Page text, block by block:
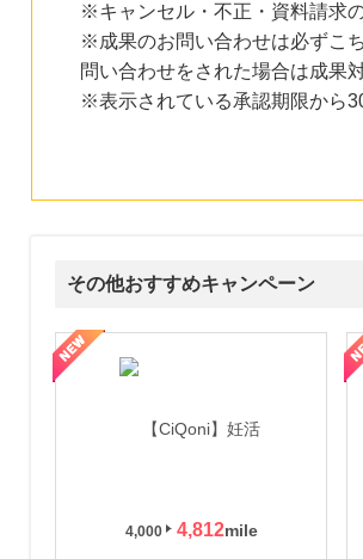
※キャンセル・不正・資料請求
※成果のお問い合わせは必ずこ
問い合わせをされた場合は成果
※表示されている承認期限から
その他おすすめキャンペーン
4,000 4,812
業70年の信頼と高価買取を実現！ブランド品
【ファビウス公式EC】すべて